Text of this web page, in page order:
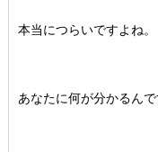
本当につらいですよね。
あなたに何が分かるん